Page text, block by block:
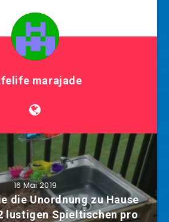
marajade
16 Mai 2019
die Unordnung zu Hause
lustigen Spieltischen pro